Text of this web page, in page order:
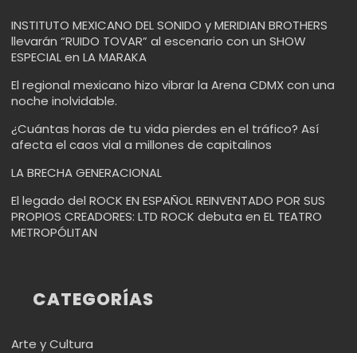
INSTITUTO MEXICANO DEL SONIDO y MERIDIAN BROTHERS
llevarán “RUIDO TOVAR” al escenario con un SHOW
ESPECIAL en LA MARAKA
El regional mexicano hizo vibrar la Arena CDMX con una
noche inolvidable.
¿Cuántas horas de tu vida pierdes en el tráfico? Así
afecta el caos vial a millones de capitalinos
LA BRECHA GENERACIONAL
El legado del ROCK EN ESPAÑOL REINVENTADO POR SUS
PROPIOS CREADORES: LTD ROCK debuta en EL TEATRO
METROPÓLITAN
CATEGORÍAS
Arte y Cultura